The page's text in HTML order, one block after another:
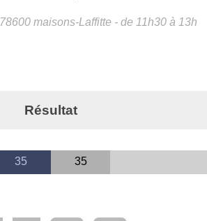
78600 maisons-Laffitte - de 11h30 à 13h
Résultat
35 35